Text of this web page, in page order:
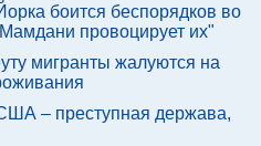
боится беспорядков во
провоцирует их"
мигранты жалуются на
– преступная держава,